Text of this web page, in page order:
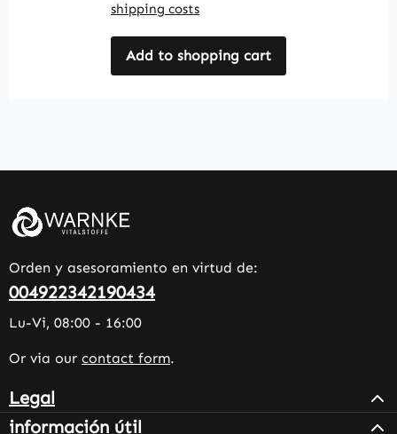
shipping costs
Add to shopping cart
Orden y asesoramiento en virtud de:
004922342190434
Lu-Vi, 08:00 - 16:00
Or via our contact form.
Legal
información útil